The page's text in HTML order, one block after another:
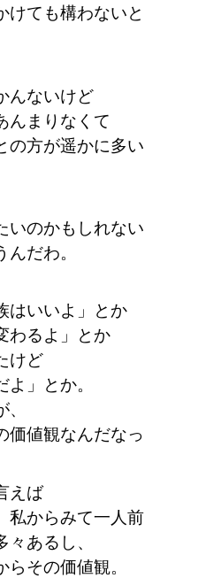
けても構わないと
んないけど
んまりなくて
の方が遥かに多い
いのかもしれない
だわ。
はいいよ」とか
わるよ」とか
けど
よ」とか。
価値観なんだなっ
えば
私からみて一人前
あるし、
その価値観。